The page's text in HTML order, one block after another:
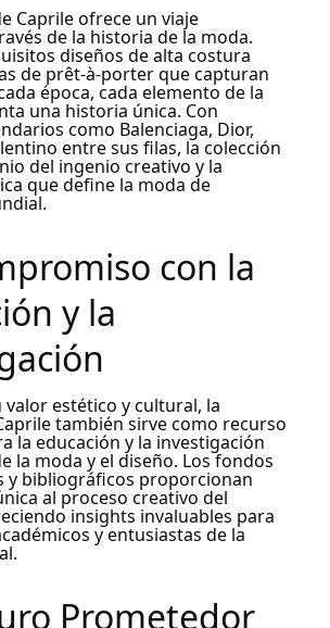
Caprile ofrece un viaje
de la historia de la moda.
diseños de alta costura
de prêt-à-porter que capturan
época, cada elemento de la
una historia única. Con
como Balenciaga, Dior,
entre sus filas, la colección
del ingenio creativo y la
que define la moda de
con la
y la
valor estético y cultural, la
también sirve como recurso
la educación y la investigación
la moda y el diseño. Los fondos
y bibliográficos proporcionan
al proceso creativo del
insights invaluables para
y entusiastas de la
Prometedor